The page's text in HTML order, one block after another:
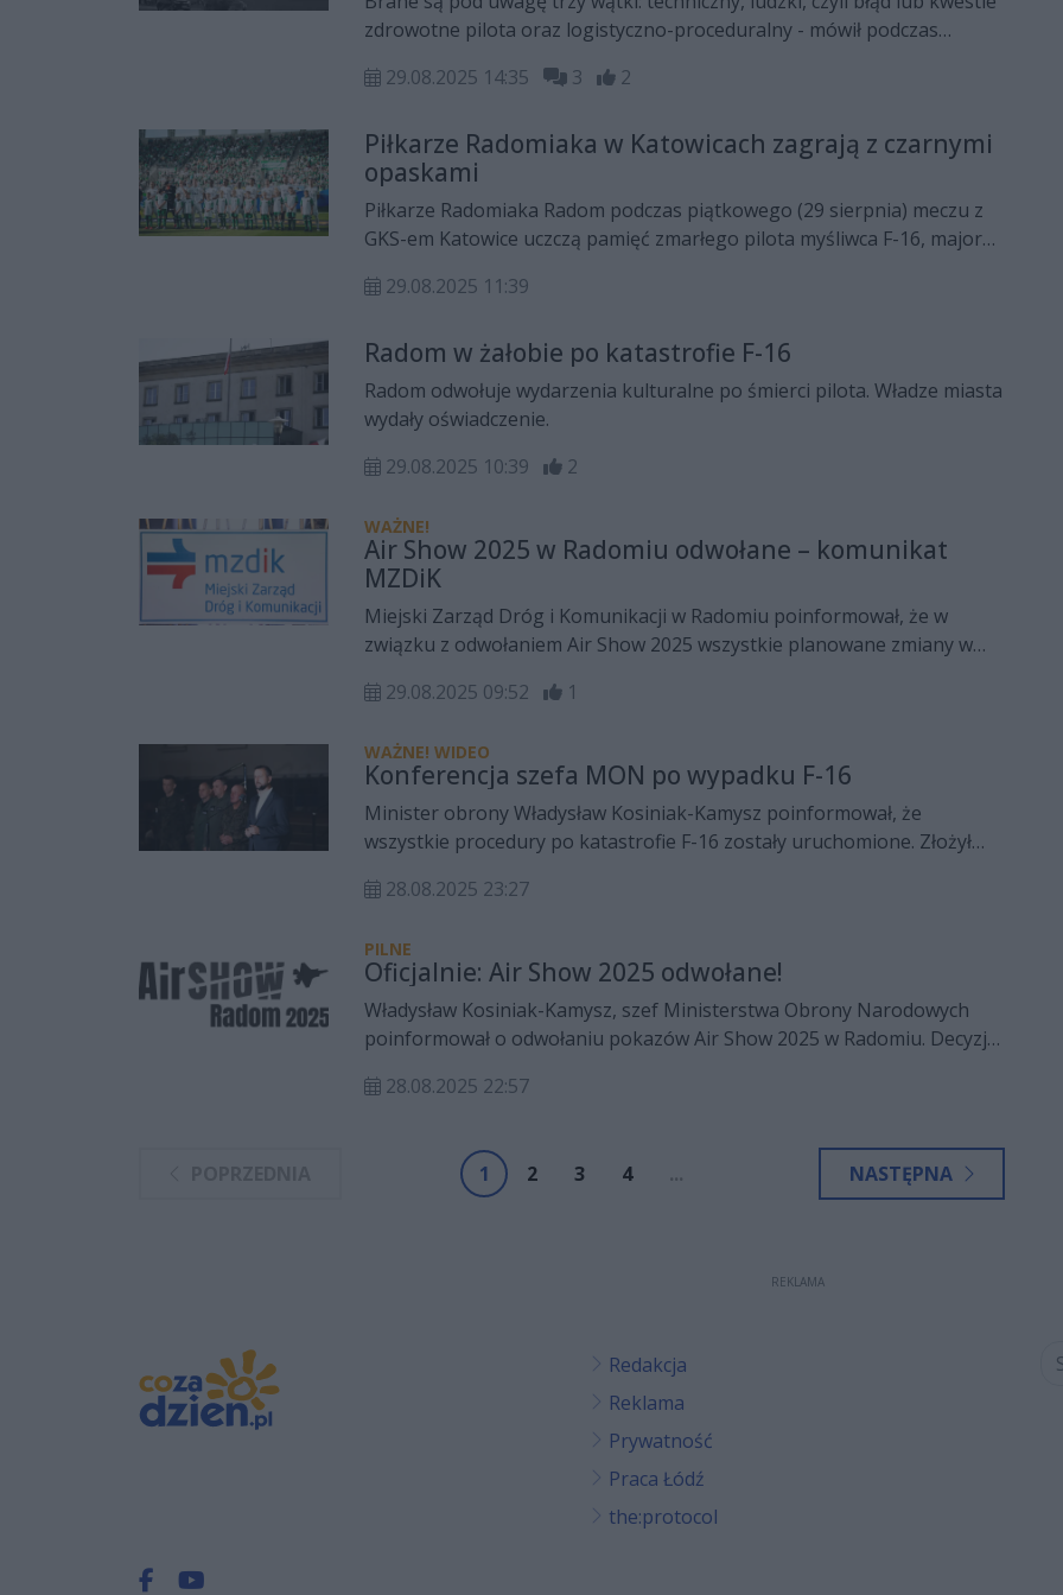
zdrowotne pilota oraz logistyczno-proceduralny - mówił podczas
Rzecznik Prokuratury Okręgowej w Warszawie.
29.08.2025 14:35 3 2
Piłkarze Radomiaka w Katowicach zagrają z czarnymi
opaskami
Piłkarze Radomiaka Radom podczas piątkowego (29 sierpnia) meczu z
GKS-em Katowice uczczą pamięć zmarłego pilota myśliwca F-16, majora
29.08.2025 11:39
Radom w żałobie po katastrofie F-16
Radom odwołuje wydarzenia kulturalne po śmierci pilota. Władze miasta
wydały oświadczenie.
29.08.2025 10:39
2
WAŻNE!
Air Show 2025 w Radomiu odwołane – komunikat
MZDiK
Miejski Zarząd Dróg i Komunikacji w Radomiu poinformował, że w
związku z odwołaniem Air Show 2025 wszystkie planowane zmiany w
29.08.2025 09:52 1
WAŻNE! WIDEO
Konferencja szefa MON po wypadku F-16
Minister obrony Władysław Kosiniak-Kamysz poinformował, że
wszystkie procedury po katastrofie F-16 zostały uruchomione. Złożył
prokuratury.
28.08.2025 23:27
PILNE
Oficjalnie: Air Show 2025 odwołane!
Władysław Kosiniak-Kamysz, szef Ministerstwa Obrony Narodowych
poinformował o odwołaniu pokazów Air Show 2025 w Radomiu. Decyzja
czwartkowego (28 sierpnia) treningu.
28.08.2025 22:57
1 2 3 4 ... NASTĘPNA
REKLAMA
Redakcja
Reklama
Prywatność
Praca Łódź
the:protocol